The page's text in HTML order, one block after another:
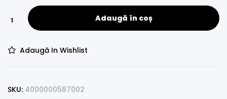
Adaugă în coș
Adaugă In Wishlist
SKU: 4000000587002